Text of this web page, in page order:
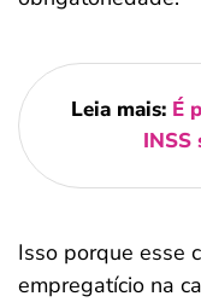
Leia mais: É
INSS
Isso porque esse
empregatício na